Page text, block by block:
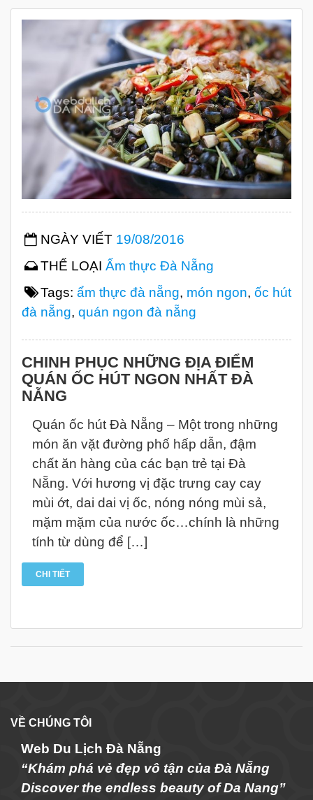
NGÀY VIẾT 19/08/2016
THỂ LOẠI Ẩm thực Đà Nẵng
Tags: ẩm thực đà nẵng, món ngon, ốc hút
đà nẵng, quán ngon đà nẵng
CHINH PHỤC NHỮNG ĐỊA ĐIỂM
QUÁN ỐC HÚT NGON NHẤT ĐÀ
NẴNG
Quán ốc hút Đà Nẵng – Một trong những
món ăn vặt đường phố hấp dẫn, đậm
chất ăn hàng của các bạn trẻ tại Đà
Nẵng. Với hương vị đặc trưng cay cay
mùi ớt, dai dai vị ốc, nóng nóng mùi sả,
mặm mặm của nước ốc…chính là những
tính từ dùng để […]
CHI TIẾT
VỀ CHÚNG TÔI
Web Du Lịch Đà Nẵng
“Khám phá vẻ đẹp vô tận của Đà Nẵng
Discover the endless beauty of Da Nang”